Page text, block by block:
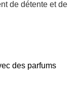
de détente et de
des parfums